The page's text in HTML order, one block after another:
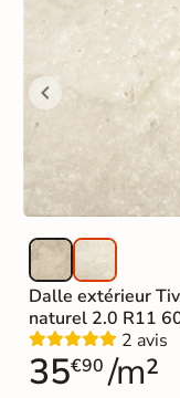
Dalle extérieur
naturel 2.0 R11
2 avis
35€90 /m²